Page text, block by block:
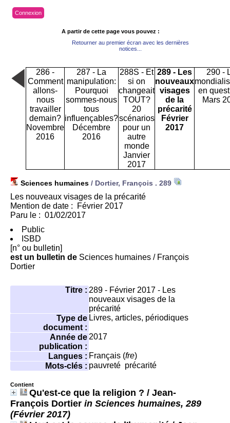
Connexion
A partir de cette page vous pouvez :
Retourner au premier écran avec les dernières
notices...
286 -
Comment
allons-
nous
travailler
demain?
Novembre
2016
287 - La
manipulation:
Pourquoi
sommes-nous
tous
influençables?
Décembre
2016
288S - Et
si on
changeait
TOUT?
20
scénarios
pour un
autre
monde
Janvier
2017
289 - Les
nouveaux
visages
de la
précarité
Février
2017
290 -
en
Mars
Sciences humaines / Dortier, François . 289
Les nouveaux visages de la précarité
Mention de date : Février 2017
Paru le : 01/02/2017
Public
ISBD
[n° ou bulletin]
est un bulletin de Sciences humaines / François
Dortier
Titre : 289 - Février 2017 - Les
nouveaux visages de la
précarité
Type de
document :
Livres, articles, périodiques
Année de
publication :
2017
Langues : Français (fre)
Mots-clés : pauvreté précarité
Contient
Qu'est-ce que la religion ? / Jean-
François Dortier in Sciences humaines, 289
(Février 2017)